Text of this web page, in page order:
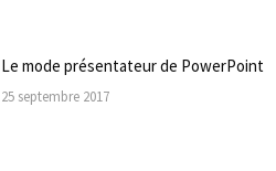
Le mode présentateur de PowerPoint
25 septembre 2017